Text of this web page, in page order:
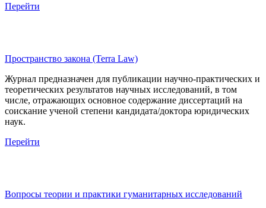
Перейти
Пространство закона (Terra Law)
Журнал предназначен для публикации научно-практических и
теоретических результатов научных исследований, в том
числе, отражающих основное содержание диссертаций на
соискание ученой степени кандидата/доктора юридических
наук.
Перейти
Вопросы теории и практики гуманитарных исследований